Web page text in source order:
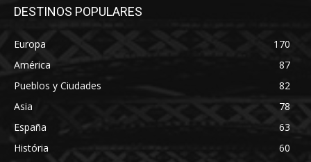
DESTINOS POPULARES
Europa
170
América
87
Pueblos y Ciudades
82
Asia
78
España
63
História
60